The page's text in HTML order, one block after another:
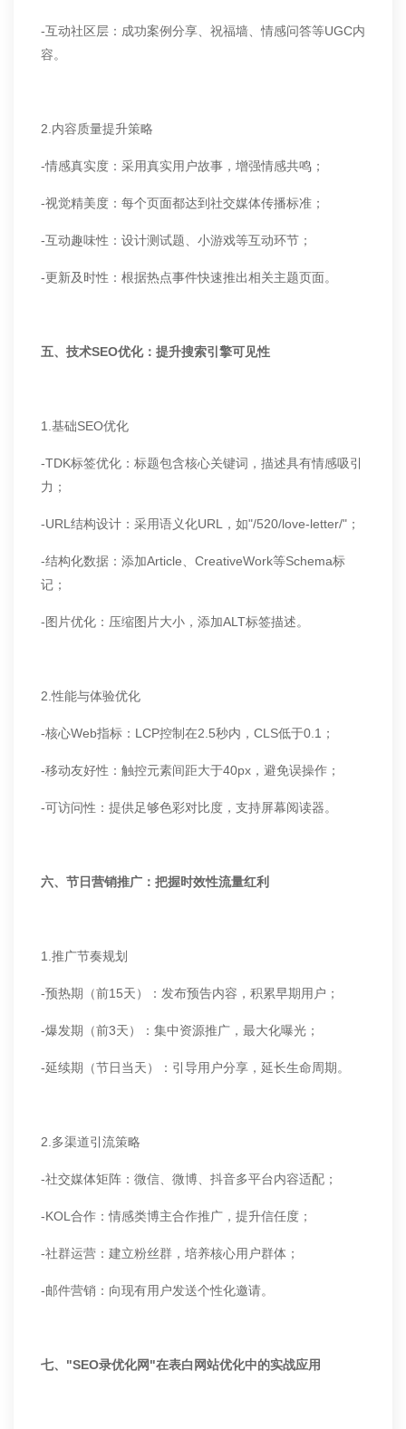
-互动社区层：成功案例分享、祝福墙、情感问答等UGC内
容。
2.内容质量提升策略
-情感真实度：采用真实用户故事，增强情感共鸣；
-视觉精美度：每个页面都达到社交媒体传播标准；
-互动趣味性：设计测试题、小游戏等互动环节；
-更新及时性：根据热点事件快速推出相关主题页面。
五、技术SEO优化：提升搜索引擎可见性
1.基础SEO优化
-TDK标签优化：标题包含核心关键词，描述具有情感吸引
力；
-URL结构设计：采用语义化URL，如"/520/love-letter/"；
-结构化数据：添加Article、CreativeWork等Schema标
记；
-图片优化：压缩图片大小，添加ALT标签描述。
2.性能与体验优化
-核心Web指标：LCP控制在2.5秒内，CLS低于0.1；
-移动友好性：触控元素间距大于40px，避免误操作；
-可访问性：提供足够色彩对比度，支持屏幕阅读器。
六、节日营销推广：把握时效性流量红利
1.推广节奏规划
-预热期（前15天）：发布预告内容，积累早期用户；
-爆发期（前3天）：集中资源推广，最大化曝光；
-延续期（节日当天）：引导用户分享，延长生命周期。
2.多渠道引流策略
-社交媒体矩阵：微信、微博、抖音多平台内容适配；
-KOL合作：情感类博主合作推广，提升信任度；
-社群运营：建立粉丝群，培养核心用户群体；
-邮件营销：向现有用户发送个性化邀请。
七、"SEO录优化网"在表白网站优化中的实战应用